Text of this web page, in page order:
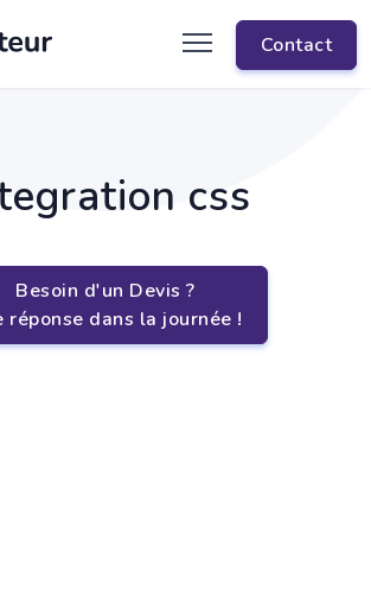
Contact
css
Besoin d'un Devis ?
réponse dans la journée !